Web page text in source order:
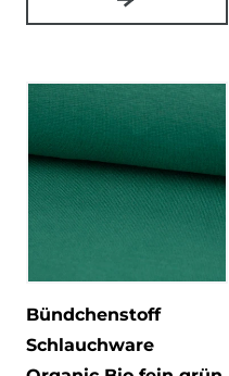
Bündchenstoff
Schlauchware